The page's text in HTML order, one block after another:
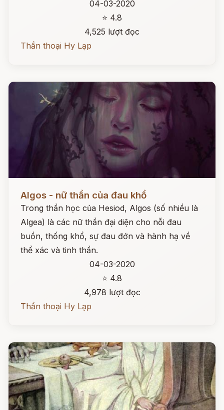
04-03-2020
⭐ 4.8
4,525 lượt đọc
Thần thoại Hy Lạp
Algos - nữ thần của đau khổ
Trong thần học của Hesiod, Algos (số nhiều là
Algea) là các nữ thần đại diện cho nỗi đau
buồn, thống khổ, sự đau đớn và hành hạ về
thể xác và tinh thần.
04-03-2020
⭐ 4.8
4,978 lượt đọc
Thần thoại Hy Lạp